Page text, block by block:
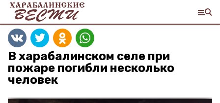
В харабалинском селе при
пожаре погибли несколько
человек